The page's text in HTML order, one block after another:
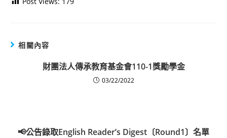
相關內容
財團法人傳承教育基金會110-1獎勵學金
03/22/2022
📢公告錄取English Reader’s Digest〔Round1〕名單